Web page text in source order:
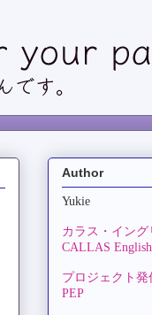
Author
Yukie
カラス・イン
CALLAS
プロジェクト
PEP